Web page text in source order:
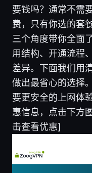
要钱吗？通常不需
费，只有你选的套
三个角度带你全面
用结构、开通流程
差异。下面我们用
做出最省心的选择
要更安全的上网体
惠信息，点击下方
击查看优惠]